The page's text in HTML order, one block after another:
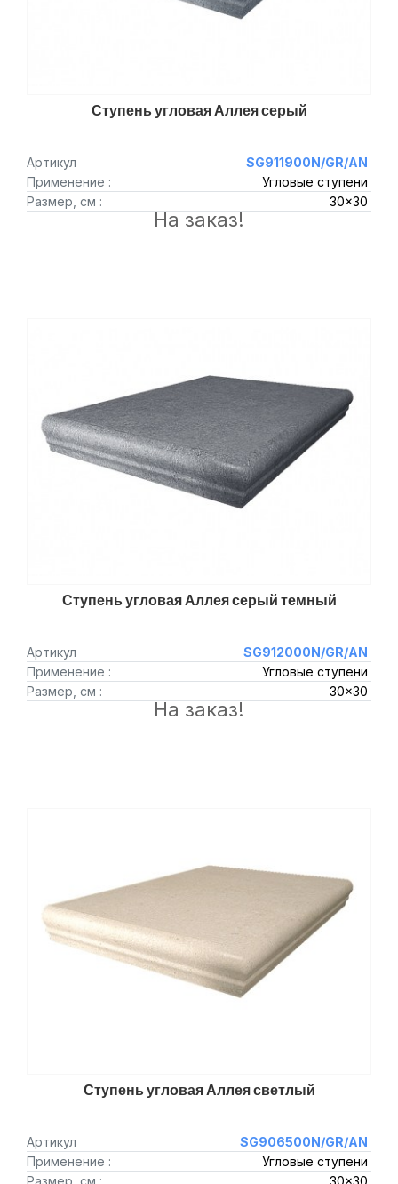
Ступень угловая Аллея серый
Артикул
SG911900N/GR/AN
Применение :
Угловые ступени
Размер, см :
30x30
На заказ!
Ступень угловая Аллея серый темный
Артикул
SG912000N/GR/AN
Применение :
Угловые ступени
Размер, см :
30x30
На заказ!
Ступень угловая Аллея светлый
Артикул
SG906500N/GR/AN
Применение :
Угловые ступени
Размер, см :
30x30